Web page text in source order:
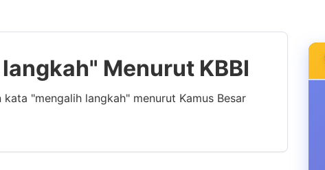
Menurut KBBI
"mengalih langkah" menurut Kamus Besar